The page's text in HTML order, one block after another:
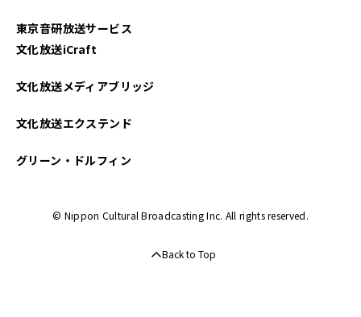
東京音研放送サービス
文化放送iCraft
文化放送メディアブリッジ
文化放送エクステンド
グリーン・ドルフィン
© Nippon Cultural Broadcasting Inc. All rights reserved.
Back to Top